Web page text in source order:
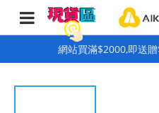
網站買滿$2000,即送